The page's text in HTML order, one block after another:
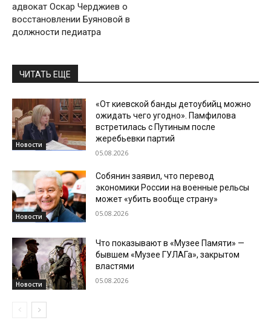
адвокат Оскар Черджиев о
восстановлении Буяновой в
должности педиатра
ЧИТАТЬ ЕЩЕ
Новости
«От киевской банды детоубийц можно
ожидать чего угодно». Памфилова
встретилась с Путиным после
жеребьевки партий
05.08.2026
Новости
Собянин заявил, что перевод
экономики России на военные рельсы
может «убить вообще страну»
05.08.2026
Новости
Что показывают в «Музее Памяти» —
бывшем «Музее ГУЛАГа», закрытом
властями
05.08.2026